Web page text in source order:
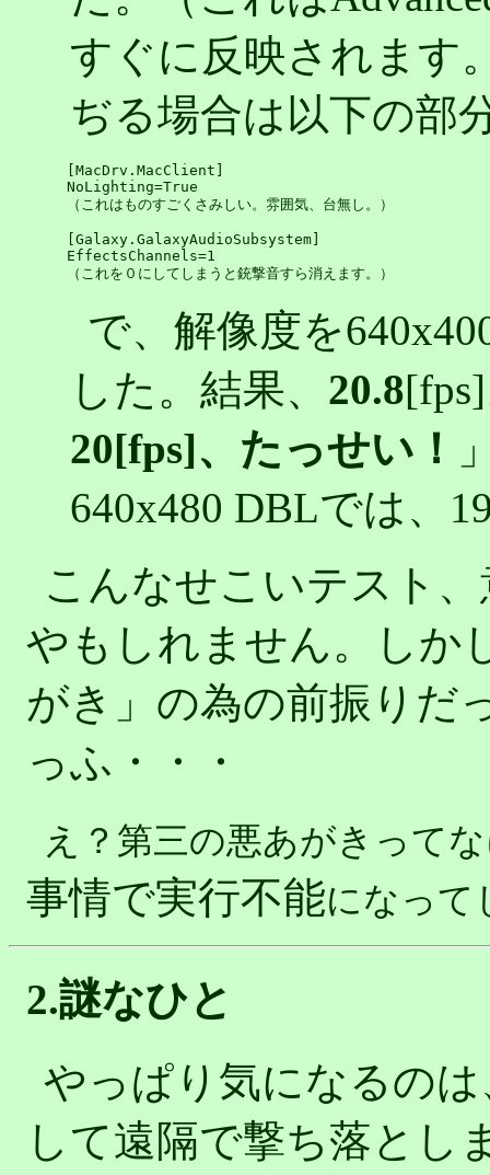
すぐに反映されます
ぢる場合は以下の部
[MacDrv.MacClient]
NoLighting=True
（これはものすごくさみしい。雰囲気、台無し。）
[Galaxy.GalaxyAudioSubsystem]
EffectsChannels=1
で、解像度を
した。結果、 20.8
20[fps]、たっせい！
640x480 DBLでは、
こんなせこいテスト
やもしれません。しか
がき」の為の前振りだ
っふ・・・
え？第三の悪あがきって
事情で実行不能になって
2.謎なひと
やっぱり気になるの
して遠隔で撃ち落とし